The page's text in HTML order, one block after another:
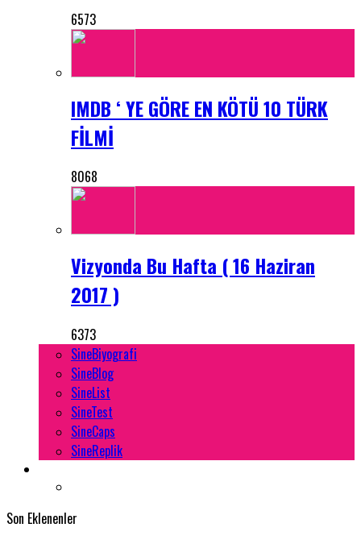
6573
IMDB ‘ YE GÖRE EN KÖTÜ 10 TÜRK
FİLMİ
8068
Vizyonda Bu Hafta ( 16 Haziran
2017 )
6373
SineBiyografi
SineBlog
SineList
SineTest
SineCaps
SineReplik
Son Eklenenler